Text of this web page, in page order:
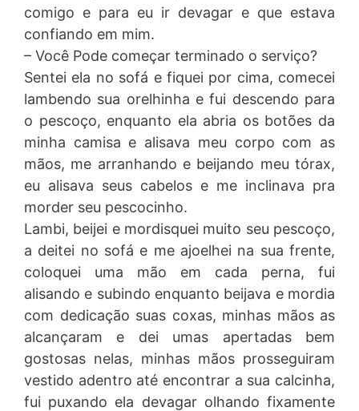
comigo e para eu ir devagar e que estava
confiando em mim.
– Você Pode começar terminado o serviço?
Sentei ela no sofá e fiquei por cima, comecei
lambendo sua orelhinha e fui descendo para
o pescoço, enquanto ela abria os botões da
minha camisa e alisava meu corpo com as
mãos, me arranhando e beijando meu tórax,
eu alisava seus cabelos e me inclinava pra
morder seu pescocinho.
Lambi, beijei e mordisquei muito seu pescoço,
a deitei no sofá e me ajoelhei na sua frente,
coloquei uma mão em cada perna, fui
alisando e subindo enquanto beijava e mordia
com dedicação suas coxas, minhas mãos as
alcançaram e dei umas apertadas bem
gostosas nelas, minhas mãos prosseguiram
vestido adentro até encontrar a sua calcinha,
fui puxando ela devagar olhando fixamente